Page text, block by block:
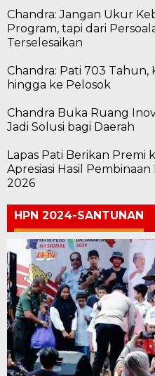
Chandra: Jangan Ukur
Program, tapi dari
Terselesaikan
Chandra: Pati 703 Tahun,
hingga ke Pelosok
Chandra Buka Ruang
Jadi Solusi bagi Daerah
Lapas Pati Berikan Premi
Apresiasi Hasil
2026
HPN 2024-SANTUNAN